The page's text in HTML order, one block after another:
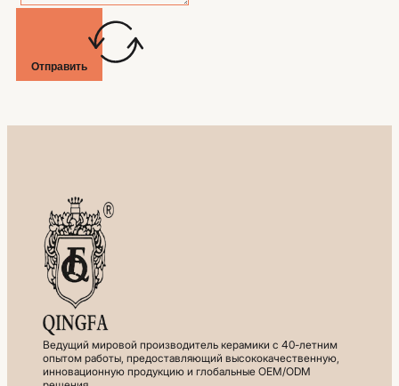
Отправить
Ведущий мировой производитель керамики с 40-летним
опытом работы, предоставляющий высококачественную,
инновационную продукцию и глобальные OEM/ODM